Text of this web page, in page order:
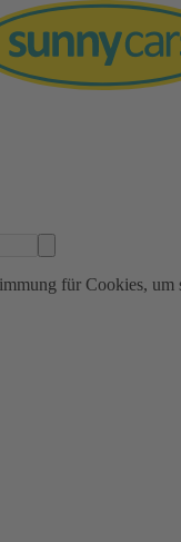
für Cookies,